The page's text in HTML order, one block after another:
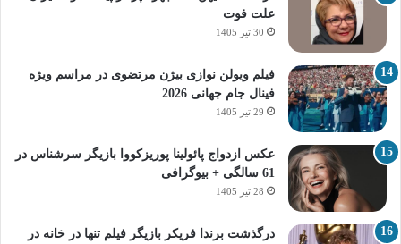
علت فوت
30 تیر 1405
فیلم ویولن نوازی بیژن مرتضوی در مراسم ویژه
فینال جام جهانی 2026
29 تیر 1405
عکس ازدواج پائولینا پوریزکووا بازیگر سرشناس در
61 سالگی + بیوگرافی
28 تیر 1405
درگذشت برندا فریکر بازیگر فیلم تنها در خانه در